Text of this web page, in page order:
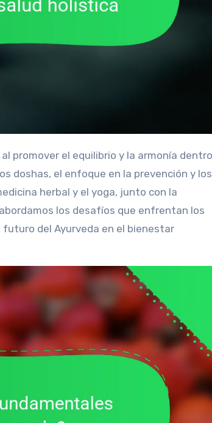
doshas, el enfoque en la prevención y los
herbal y el yoga, junto con la
los desafíos que enfrentan los
del Ayurveda en el bienestar